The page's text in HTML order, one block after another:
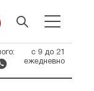
с 9 до 21
ежедневно